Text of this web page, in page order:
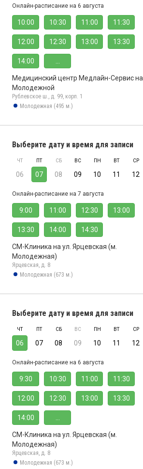
Онлайн-расписание на 6 августа
10:00 10:30 11:00 11:30
12:00 12:30 13:00 13:30
14:00
Медицинский центр Медлайн-Сервис на
Молодежной
Рублевское ш., д. 99, корп. 1
Молодежная (495 м.)
Выберите дату и время для записи
ЧТ
06
ПТ
07
СБ
08
ВС
09
ПН
10
ВТ
11
СР
12
Онлайн-расписание на 7 августа
9:00 11:00 12:30 13:00
13:30 14:00 14:30
СМ-Клиника на ул. Ярцевская (м.
Молодежная)
Ярцевская, д. 8
Молодежная (673 м.)
Выберите дату и время для записи
ЧТ
06
ПТ
07
СБ
08
ВС
09
ПН
10
ВТ
11
СР
12
Онлайн-расписание на 6 августа
9:30 10:30 11:00 11:30
12:00 12:30 13:00 13:30
14:00
СМ-Клиника на ул. Ярцевская (м.
Молодежная)
Ярцевская, д. 8
Молодежная (673 м.)